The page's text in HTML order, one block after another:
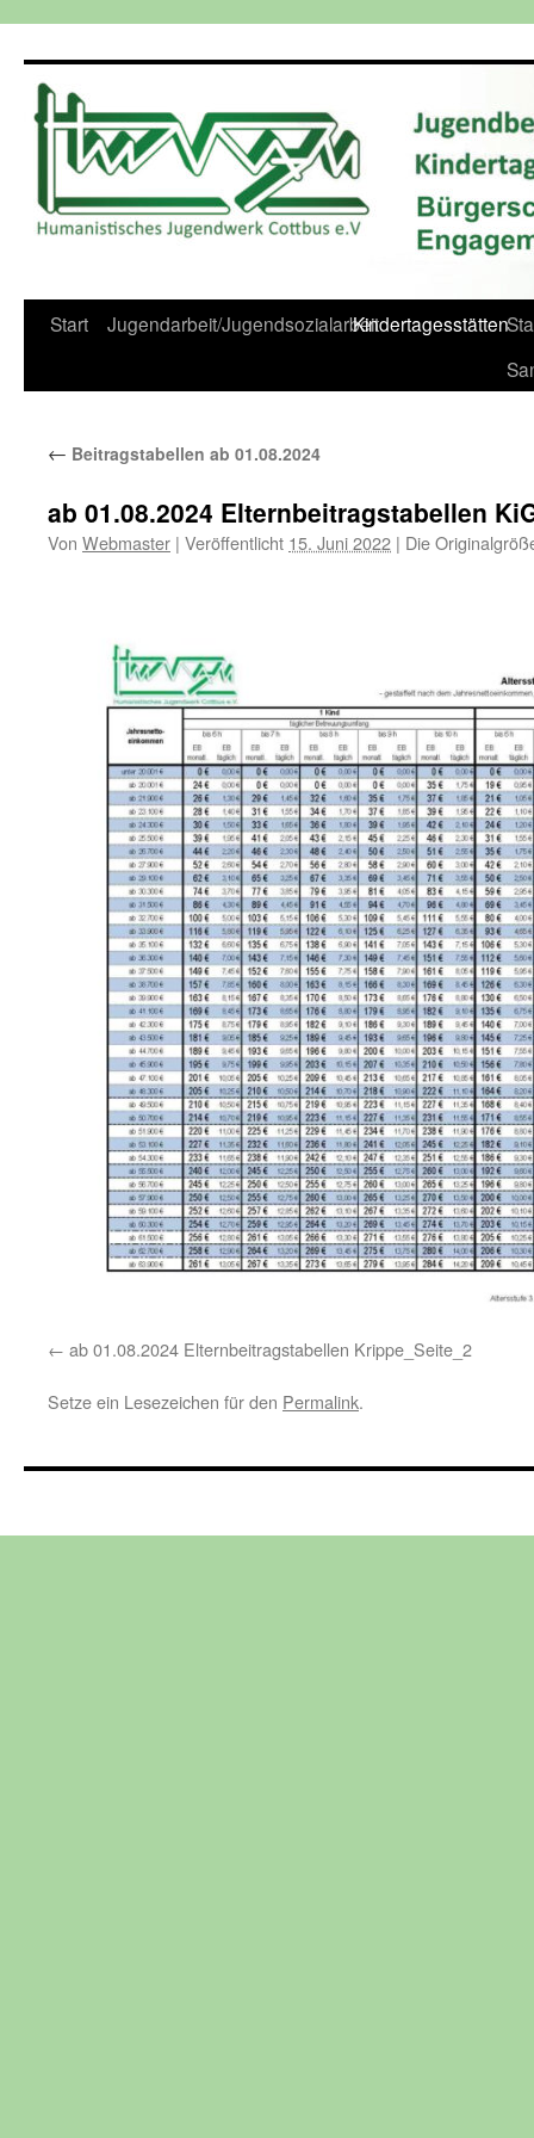
Start Jugendarbeit/JugendsozialarbeitKindertagesstätten
← Beitragstabellen ab 01.08.2024
ab 01.08.2024 Elternbeitragstabellen
Von Webmaster | Veröffentlicht 15. Juni 2022 | Die
ab 01.08.2024 Elternbeitragstabellen Krippe_Seite_2
Setze ein Lesezeichen für den Permalink.